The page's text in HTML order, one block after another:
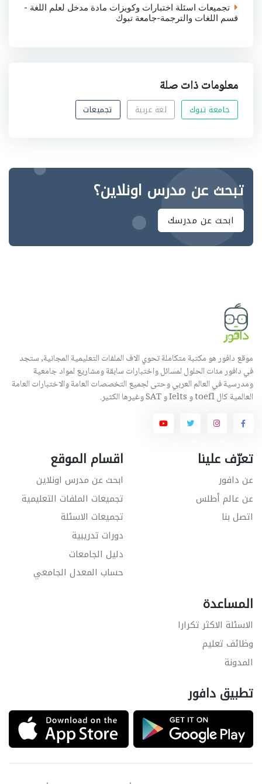
تجميعات اسئلة اختبارات وكويزات مادة مدخل لعلم اللغة -
قسم اللغات والترجمة-جامعة تبوك
معلومات ذات صلة
جامعة تبوك لغة عربية تجميعات
تبحث عن مدرس اونلاين؟
ابحث عن مدرسك
موقع دافور هو مكتبة متكاملة تحوي الاف الملفات التعليمية المجانية, ستجد
في دافور مئات الحلول لمسائل واختبارات سابقة ومشاريع لمواد جامعية
ومدرسية في العالم العربي وحتى لجميع التخصصات العامة والاختبارات العامة
العالمية كال toefl و Ielts و SAT وغيرها الكثير.
تعرّف علينا
عن دافور
عن عالم أطلس
اتصل بنا
اقسام الموقع
ابحث عن مدرس اونلاين
تجميعات الملفات التعليمية
تجميعات الاسئلة
دورات تدريبية
دليل الجامعات
حساب المعدل الجامعي
المساعدة
الاسئلة الاكثر تكرارا
وظائف تعليم
المدونة
تطبيق دافور